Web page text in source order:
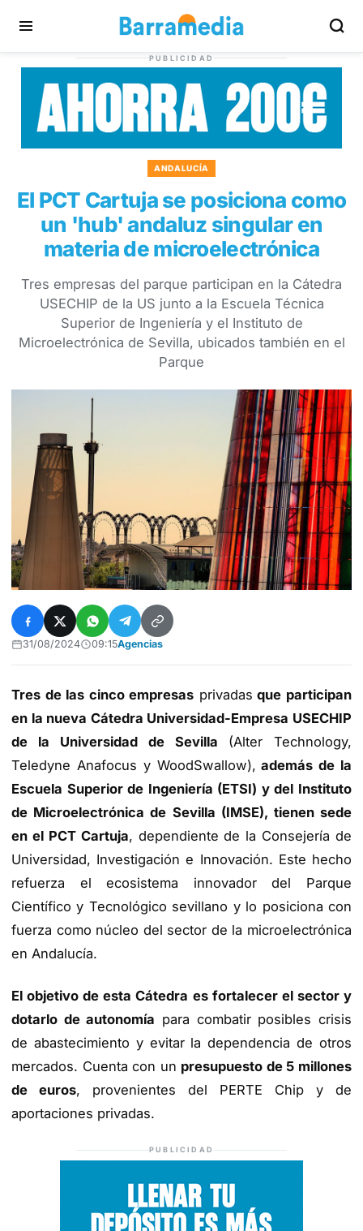
PUBLICIDAD
ANDALUCÍA
El PCT Cartuja se posiciona como
un 'hub' andaluz singular en
materia de microelectrónica
Tres empresas del parque participan en la Cátedra
USECHIP de la US junto a la Escuela Técnica
Superior de Ingeniería y el Instituto de
Microelectrónica de Sevilla, ubicados también en el
Parque
31/08/2024 09:15Agencias
Tres de las cinco empresas privadas que participan
en la nueva Cátedra Universidad-Empresa USECHIP
de la Universidad de Sevilla (Alter Technology,
Teledyne Anafocus y WoodSwallow), además de la
Escuela Superior de Ingeniería (ETSI) y del Instituto
de Microelectrónica de Sevilla (IMSE), tienen sede
en el PCT Cartuja, dependiente de la Consejería de
Universidad, Investigación e Innovación. Este hecho
refuerza el ecosistema innovador del Parque
Científico y Tecnológico sevillano y lo posiciona con
fuerza como núcleo del sector de la microelectrónica
en Andalucía.
El objetivo de esta Cátedra es fortalecer el sector y
dotarlo de autonomía para combatir posibles crisis
de abastecimiento y evitar la dependencia de otros
mercados. Cuenta con un presupuesto de 5 millones
de euros, provenientes del PERTE Chip y de
aportaciones privadas.
PUBLICIDAD